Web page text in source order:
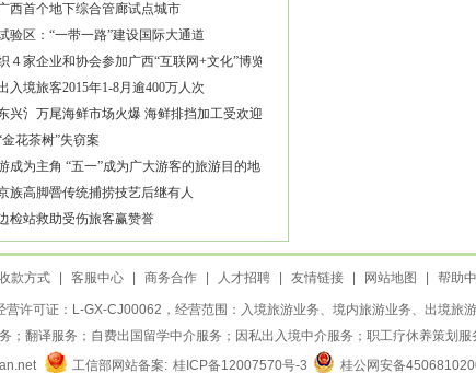
西首个地下综合管廊试点城市
验区：“一带一路”建设国际大通道
４家企业和协会参加广西“互联网+文化”博览会
入境旅客2015年1-8月逾400万人次
兴氵万尾海鲜市场火爆 海鲜排挡加工受欢迎
花茶树”失窃案
建设掠影
成为主角 “五一”成为广大游客的旅游目的地
族高脚罾传统捕捞技艺后继有人
检站救助受伤旅客赢赞誉
款方式 客服中心 商务合作 人才招聘 友情链接 网站地图 帮助
许可证：L-GX-CJ00062，经营范围：入境旅游业务、境内旅游业务、出境旅
；翻译服务；自费出国留学中介服务；因私出入境中介服务；职工疗休养策划
工信部网站备案: 桂ICP备12007570号-3 桂公网安备